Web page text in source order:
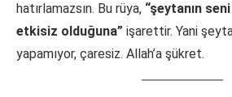
hatırlamazsın. Bu rüya, “şeytanın
etkisiz olduğuna” işarettir. Yani
yapamıyor, çaresiz. Allah’a şükret.